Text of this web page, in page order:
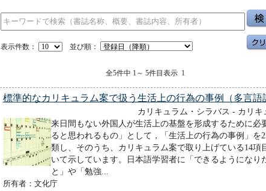
表示件数： 並び順：
全5件中 1～ 5件目表示 1
標準的なカリキュラム案で扱う生活上の行為の事例（多言語
カリキュラム・シラバス - カリキ
来日間もない外国人が生活上の基盤を形成するために必
ると思われるもの」として，「生活上の行為の事例」を
類し、そのうち、カリキュラム案で取り上げている14項
いて示しています。日本語学習者に「できるようになり
と」や「勉強...
所有者：文化庁